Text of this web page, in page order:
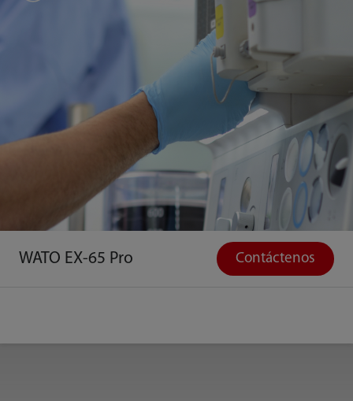
WATO EX-65 Pro Contáctenos